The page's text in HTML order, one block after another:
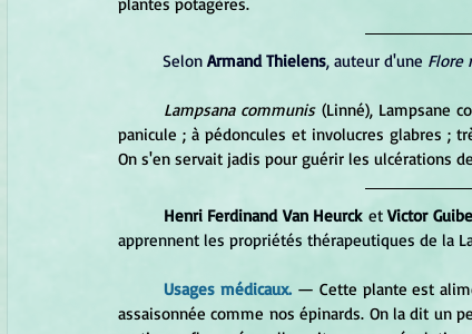
Selon Armand Thielens, auteur d'une Flore
Lampsana communis (Linné), Lampsane
panicule ; à pédoncules et involucres glabres ;
On s'en servait jadis pour guérir les ulcérations
	Henri Ferdinand Van Heurck
et Victor
apprennent les propriétés thérapeutiques de la
Usages médicaux. — Cette plante est
assaisonnée comme nos épinards. On la dit un